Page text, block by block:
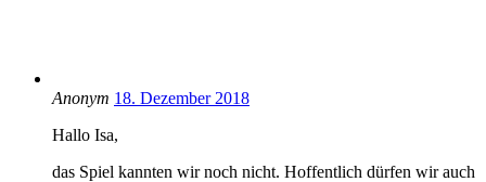
Anonym 18. Dezember 2018
Hallo Isa,
das Spiel kannten wir noch nicht. Hoffentlich dürfen wir auch